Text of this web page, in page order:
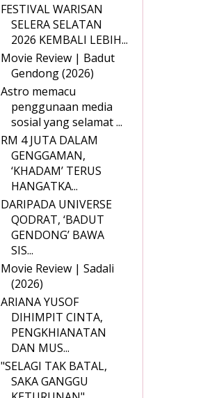
FESTIVAL WARISAN
SELERA SELATAN
2026 KEMBALI LEBIH...
Movie Review | Badut
Gendong (2026)
Astro memacu
penggunaan media
sosial yang selamat ...
RM 4 JUTA DALAM
GENGGAMAN,
‘KHADAM’ TERUS
HANGATKA...
DARIPADA UNIVERSE
QODRAT, ‘BADUT
GENDONG’ BAWA
SIS...
Movie Review | Sadali
(2026)
ARIANA YUSOF
DIHIMPIT CINTA,
PENGKHIANATAN
DAN MUS...
"SELAGI TAK BATAL,
SAKA GANGGU